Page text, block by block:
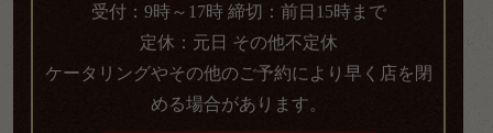
受付：9時～17時 締切：前日15時まで
定休：元日 その他不定休
ケータリングやその他のご予約により早く店を閉
める場合があります。